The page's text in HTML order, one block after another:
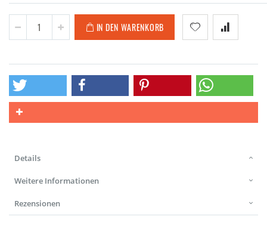
IN DEN WARENKORB
Details
Weitere Informationen
Rezensionen